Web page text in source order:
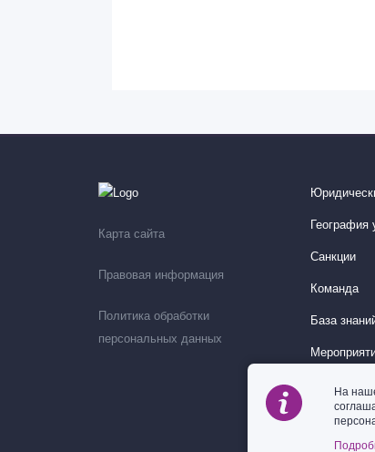
Карта сайта
Правовая информация
Политика обработки
персональных данных
География
Санкции
Команда
База
На